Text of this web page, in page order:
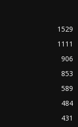
1529
1111
906
853
589
484
431